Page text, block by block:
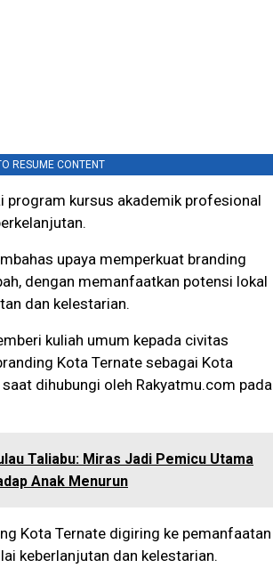
RESUME CONTENT
program kursus akademik profesional
upaya memperkuat branding
dengan memanfaatkan potensi lokal
dan kelestarian.
kuliah umum kepada civitas
Kota Ternate sebagai Kota
saat dihubungi oleh Rakyatmu.com pada
Taliabu: Miras Jadi Pemicu Utama
Anak Menurun
Kota Ternate digiring ke pemanfaatan
keberlanjutan dan kelestarian.